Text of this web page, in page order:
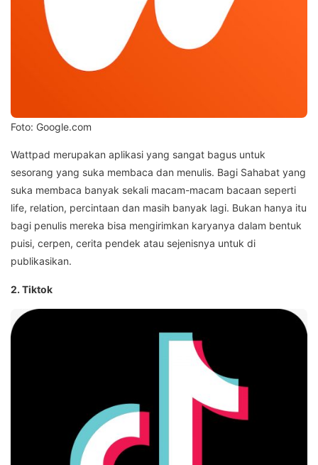
Foto: Google.com
Wattpad merupakan aplikasi yang sangat bagus untuk
sesorang yang suka membaca dan menulis. Bagi Sahabat yang
suka membaca banyak sekali macam-macam bacaan seperti
life, relation, percintaan dan masih banyak lagi. Bukan hanya itu
bagi penulis mereka bisa mengirimkan karyanya dalam bentuk
puisi, cerpen, cerita pendek atau sejenisnya untuk di
publikasikan.
2. Tiktok